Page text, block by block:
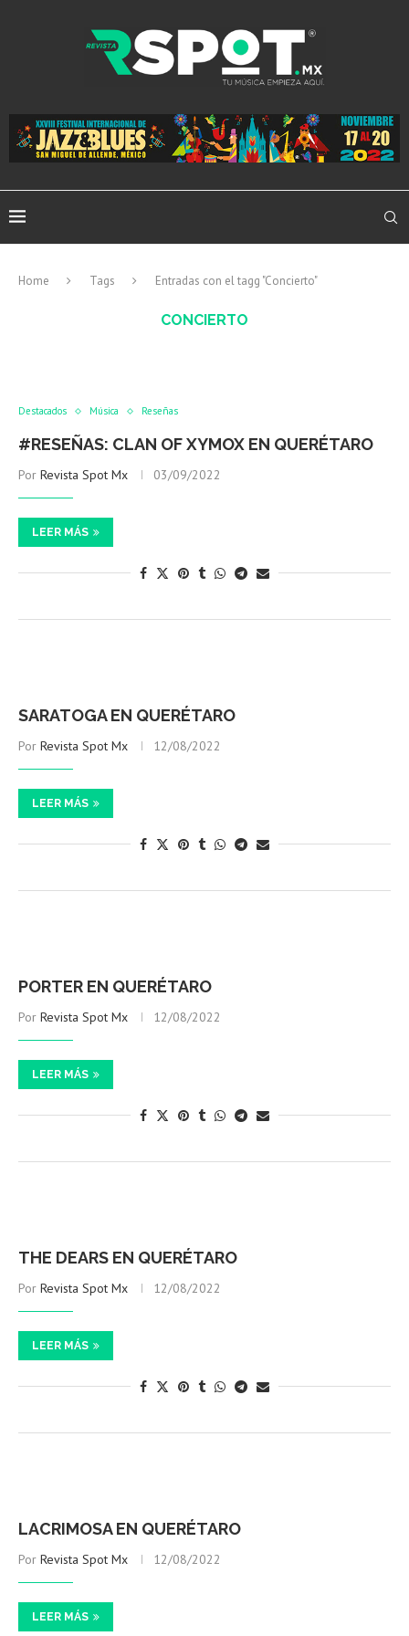
Home Tags Entradas con el tagg "Concierto"
CONCIERTO
Destacados Música Reseñas
#RESEÑAS: CLAN OF XYMOX EN QUERÉTARO
Por Revista Spot Mx 03/09/2022
LEER MÁS
SARATOGA EN QUERÉTARO
Por Revista Spot Mx 12/08/2022
LEER MÁS
PORTER EN QUERÉTARO
Por Revista Spot Mx 12/08/2022
LEER MÁS
THE DEARS EN QUERÉTARO
Por Revista Spot Mx 12/08/2022
LEER MÁS
LACRIMOSA EN QUERÉTARO
Por Revista Spot Mx 12/08/2022
LEER MÁS